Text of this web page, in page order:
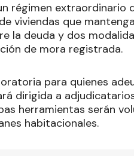
régimen
viviendas que
la deuda y dos
de mora registrada.
para quienes
dirigida a
herramientas serán
habitacionales.